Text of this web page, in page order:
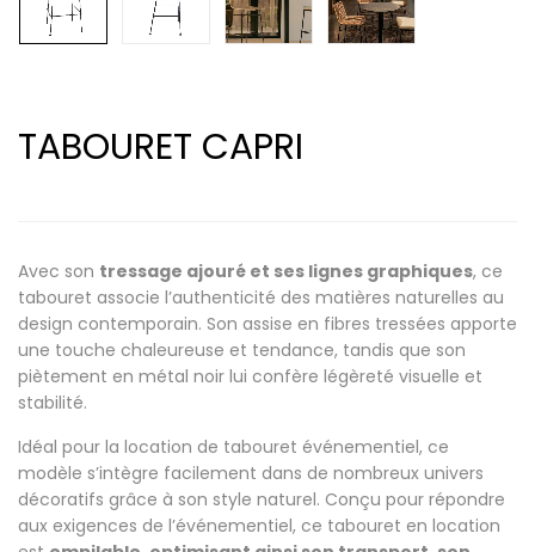
TABOURET CAPRI
Avec son tressage ajouré et ses lignes graphiques, ce
tabouret associe l’authenticité des matières naturelles au
design contemporain. Son assise en fibres tressées apporte
une touche chaleureuse et tendance, tandis que son
piètement en métal noir lui confère légèreté visuelle et
stabilité.
Idéal pour la location de tabouret événementiel, ce
modèle s’intègre facilement dans de nombreux univers
décoratifs grâce à son style naturel. Conçu pour répondre
aux exigences de l’événementiel, ce tabouret en location